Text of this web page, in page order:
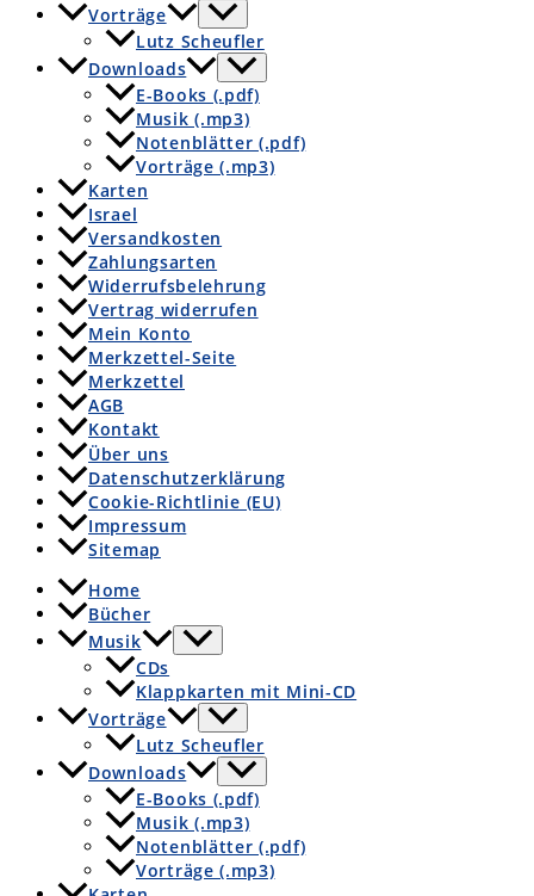
Vorträge
Lutz Scheufler
Downloads
E-Books (.pdf)
Musik (.mp3)
Notenblätter (.pdf)
Vorträge (.mp3)
Karten
Israel
Versandkosten
Zahlungsarten
Widerrufsbelehrung
Vertrag widerrufen
Mein Konto
Merkzettel-Seite
Merkzettel
AGB
Kontakt
Über uns
Datenschutzerklärung
Cookie-Richtlinie (EU)
Impressum
Sitemap
Home
Bücher
Musik
CDs
Klappkarten mit Mini-CD
Vorträge
Lutz Scheufler
Downloads
E-Books (.pdf)
Musik (.mp3)
Notenblätter (.pdf)
Vorträge (.mp3)